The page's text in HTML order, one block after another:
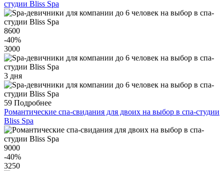
студии Bliss Spa
8600
-40%
3000
3 дня
59 Подробнее
Романтические спа-свидания для двоих на выбор в спа-студии
Bliss Spa
9000
-40%
3250